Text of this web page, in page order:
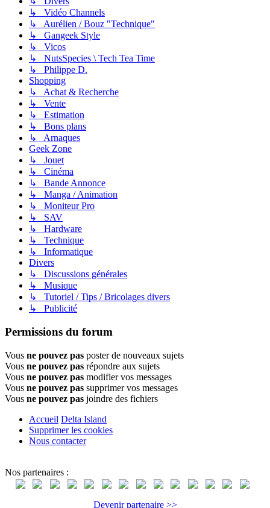
↳ Vidéo Channels
↳ Aurélien / Bouz "Technique"
↳ Gangeek Style
↳ Vicos
↳ NutsSpecies \ Tech Tea Time
↳ Philippe D.
Shopping
↳ Achat & Recherche
↳ Vente
↳ Estimation
↳ Bons plans
↳ Arnaques
Geek Zone
↳ Jouet
↳ Cinéma
↳ Bande Annonce
↳ Manga / Animation
↳ Moniteur Pro
↳ SAV
↳ Hardware
↳ Technique
↳ Informatique
Divers
↳ Discussions générales
↳ Musique
↳ Tutoriel / Tips / Bricolages divers
↳ Publicité
Permissions du forum
Vous ne pouvez pas poster de nouveaux sujets
Vous ne pouvez pas répondre aux sujets
Vous ne pouvez pas modifier vos messages
Vous ne pouvez pas supprimer vos messages
Vous ne pouvez pas joindre des fichiers
Accueil Delta Island
Supprimer les cookies
Nous contacter
Nos partenaires :
Devenir partenaire >>